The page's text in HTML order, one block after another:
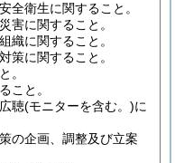
全衛生に関すること。
害に関すること。
織に関すること。
策に関すること。
。
こと。
聴(モニターを含む。)に
の企画、調整及び立案